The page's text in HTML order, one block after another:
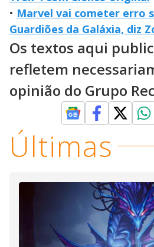
• Marvel vai cometer erro
Guardiões da Galáxia, diz
Os textos aqui
refletem
opinião do Grupo
Últimas